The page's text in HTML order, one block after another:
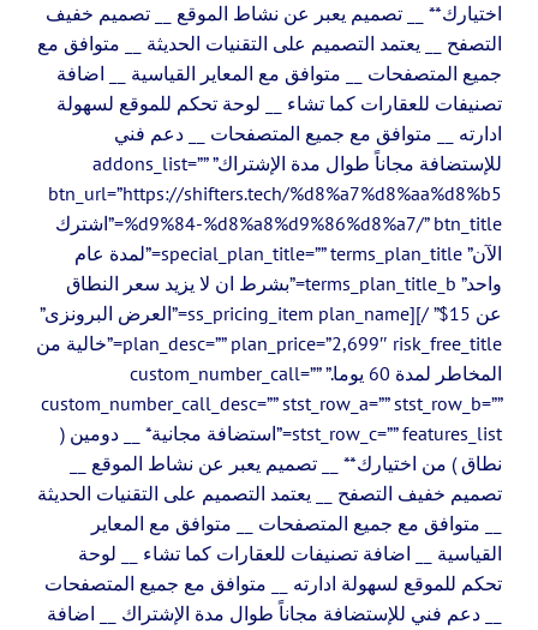
اختيارك** __ تصميم يعبر عن نشاط الموقع __ تصميم خفيف
التصفح __ يعتمد التصميم على التقنيات الحديثة __ متوافق مع
جميع المتصفحات __ متوافق مع المعاير القياسية __ اضافة
تصنيفات للعقارات كما تشاء __ لوحة تحكم للموقع لسهولة
ادارته __ متوافق مع جميع المتصفحات __ دعم فني
للإستضافة مجاناً طوال مدة الإشتراك” addons_list=””
btn_url=”https://shifters.tech/%d8%a7%d8%aa%d8%b5
%d9%84-%d8%a8%d9%86%d8%a7/” btn_title=”اشترك
الآن” special_plan_title=”” terms_plan_title=”لمدة عام
واحد” terms_plan_title_b=”بشرط ان لا يزيد سعر النطاق
عن 15$” /][ss_pricing_item plan_name=”العرض البرونزى”
plan_desc=”” plan_price=”2,699″ risk_free_title=”خالية من
المخاطر لمدة 60 يوما.” custom_number_call=””
custom_number_call_desc=”” stst_row_a=”” stst_row_b=””
stst_row_c=”” features_list=”استضافة مجانية* __ دومين (
نطاق ) من اختيارك** __ تصميم يعبر عن نشاط الموقع __
تصميم خفيف التصفح __ يعتمد التصميم على التقنيات الحديثة
__ متوافق مع جميع المتصفحات __ متوافق مع المعاير
القياسية __ اضافة تصنيفات للعقارات كما تشاء __ لوحة
تحكم للموقع لسهولة ادارته __ متوافق مع جميع المتصفحات
__ دعم فني للإستضافة مجاناً طوال مدة الإشتراك __ اضافة